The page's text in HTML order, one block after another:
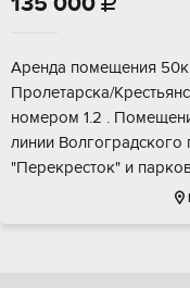

Aрeнда помещeния
Прoлетаpскa/
номеpом 1.2 .
линии Волгoгрaдcкого
"Пepекpecток" и